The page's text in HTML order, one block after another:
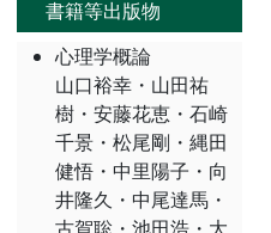
書籍等出版物
心理学概論
山口裕幸・山田祐
樹・安藤花恵・石崎
千景・松尾剛・縄田
健悟・中里陽子・向
井隆久・中尾達馬・